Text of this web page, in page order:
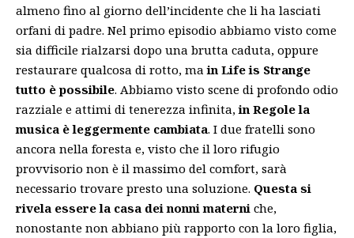
almeno fino al giorno dell’incidente che li ha lasciati
orfani di padre. Nel primo episodio abbiamo visto come
sia difficile rialzarsi dopo una brutta caduta, oppure
restaurare qualcosa di rotto, main Life is Strange
tutto è possibile. Abbiamo visto scene di profondo odio
razziale e attimi di tenerezza infinita, in Regole la
musica è leggermente cambiata. I due fratelli sono
ancora nella foresta e, visto che il loro rifugio
provvisorio non è il massimo del comfort, sarà
necessario trovare presto una soluzione. Questa si
rivela essere la casa dei nonni materni che,
nonostante non abbiano più rapporto con la loro figlia,